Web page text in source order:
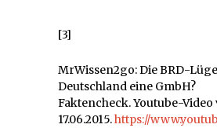
[3]
MrWissen2go: Die BRD-
Deutschland eine GmbH?
Faktencheck. Youtube-Video
17.06.2015.https://